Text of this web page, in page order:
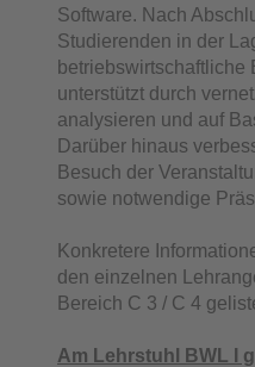
Software. Nach
Studierenden in der
betriebswirtschaftliche
unterstützt durch
analysieren und auf
Darüber hinaus
Besuch der
sowie notwendige
Konkretere
den einzelnen
Bereich C 3 / C 4
Am Lehrstuhl BWL I